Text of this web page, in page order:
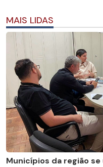
MAIS LIDAS
Municípios da região